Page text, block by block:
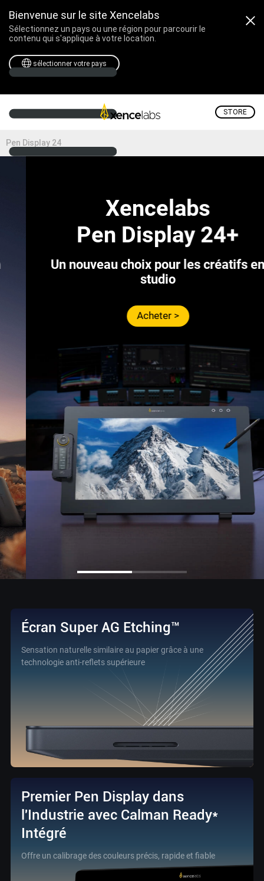
Bienvenue sur le site Xencelabs
Sélectionnez un pays ou une région pour parcourir le
contenu qui s'applique à votre location.
sélectionner votre pays
STORE
Pen Display 24
Xencelabs
Pen Display 24+
Un nouveau choix pour les créatifs en
studio
Acheter >
Écran Super AG Etching™
Sensation naturelle similaire au papier grâce à une
technologie anti-reflets supérieure
Premier Pen Display dans
l'Industrie avec Calman Ready*
Intégré
Offre un calibrage des couleurs précis, rapide et fiable